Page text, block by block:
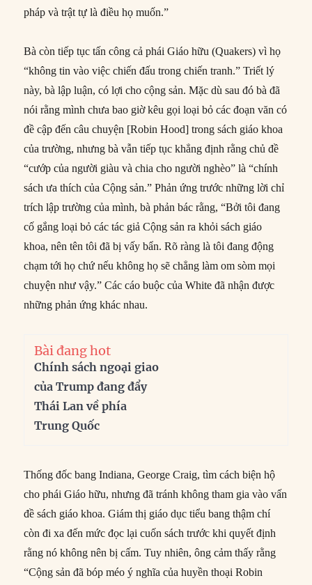
pháp và trật tự là điều họ muốn.”
Bà còn tiếp tục tấn công cả phái Giáo hữu (Quakers) vì họ
“không tin vào việc chiến đấu trong chiến tranh.” Triết lý
này, bà lập luận, có lợi cho cộng sản. Mặc dù sau đó bà đã
nói rằng mình chưa bao giờ kêu gọi loại bỏ các đoạn văn có
đề cập đến câu chuyện [Robin Hood] trong sách giáo khoa
của trường, nhưng bà vẫn tiếp tục khẳng định rằng chủ đề
“cướp của người giàu và chia cho người nghèo” là “chính
sách ưa thích của Cộng sản.” Phản ứng trước những lời chỉ
trích lập trường của mình, bà phản bác rằng, “Bởi tôi đang
cố gắng loại bỏ các tác giả Cộng sản ra khỏi sách giáo
khoa, nên tên tôi đã bị vấy bẩn. Rõ ràng là tôi đang động
chạm tới họ chứ nếu không họ sẽ chẳng làm om sòm mọi
chuyện như vậy.” Các cáo buộc của White đã nhận được
những phản ứng khác nhau.
Bài đang hot
Chính sách ngoại giao
của Trump đang đẩy
Thái Lan về phía
Trung Quốc
Thống đốc bang Indiana, George Craig, tìm cách biện hộ
cho phái Giáo hữu, nhưng đã tránh không tham gia vào vấn
đề sách giáo khoa. Giám thị giáo dục tiểu bang thậm chí
còn đi xa đến mức đọc lại cuốn sách trước khi quyết định
rằng nó không nên bị cấm. Tuy nhiên, ông cảm thấy rằng
“Cộng sản đã bóp méo ý nghĩa của huyền thoại Robin